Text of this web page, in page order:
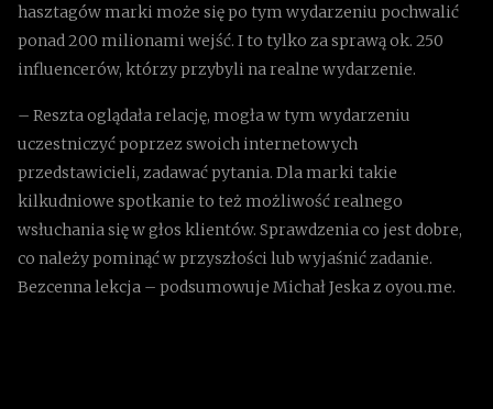
hasztagów marki może się po tym wydarzeniu pochwalić
ponad 200 milionami wejść. I to tylko za sprawą ok. 250
influencerów, którzy przybyli na realne wydarzenie.
– Reszta oglądała relację, mogła w tym wydarzeniu
uczestniczyć poprzez swoich internetowych
przedstawicieli, zadawać pytania. Dla marki takie
kilkudniowe spotkanie to też możliwość realnego
wsłuchania się w głos klientów. Sprawdzenia co jest dobre,
co należy pominąć w przyszłości lub wyjaśnić zadanie.
Bezcenna lekcja – podsumowuje Michał Jeska z oyou.me.